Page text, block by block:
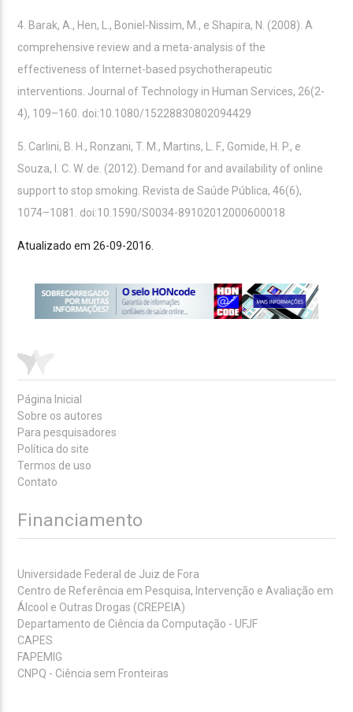
4. Barak, A., Hen, L., Boniel-Nissim, M., e Shapira, N. (2008). A
comprehensive review and a meta-analysis of the
effectiveness of Internet-based psychotherapeutic
interventions. Journal of Technology in Human Services, 26(2-
4), 109–160. doi:10.1080/15228830802094429
5. Carlini, B. H., Ronzani, T. M., Martins, L. F., Gomide, H. P., e
Souza, I. C. W. de. (2012). Demand for and availability of online
support to stop smoking. Revista de Saúde Pública, 46(6),
1074–1081. doi:10.1590/S0034-89102012000600018
Atualizado em 26-09-2016.
Página Inicial
Sobre os autores
Para pesquisadores
Política do site
Termos de uso
Contato
Financiamento
Universidade Federal de Juiz de Fora
Centro de Referência em Pesquisa, Intervenção e Avaliação em
Álcool e Outras Drogas (CREPEIA)
Departamento de Ciência da Computação - UFJF
CAPES
FAPEMIG
CNPQ - Ciência sem Fronteiras